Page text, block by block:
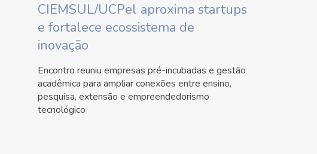
CIEMSUL/UCPel aproxima startups
e fortalece ecossistema de
inovação
Encontro reuniu empresas pré-incubadas e gestão
acadêmica para ampliar conexões entre ensino,
pesquisa, extensão e empreendedorismo
tecnológico